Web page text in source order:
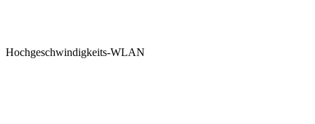
Hochgeschwindigkeits-WLAN